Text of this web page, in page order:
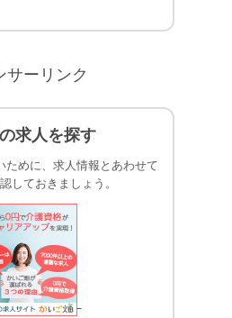
サーリンク
求人を探す
ために、求人情報とあわせて
しておきましょう。